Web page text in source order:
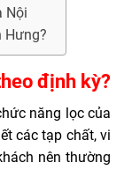
Nội
Hưng?
định kỳ?
năng lọc của
các tạp chất, vi
nên thường